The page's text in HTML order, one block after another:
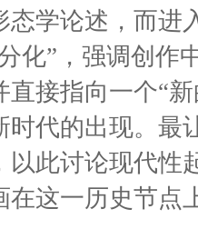
态学论述，而进
化”，强调创作
直接指向一个“
时代的出现。最
以此讨论现代性
在这一历史节点